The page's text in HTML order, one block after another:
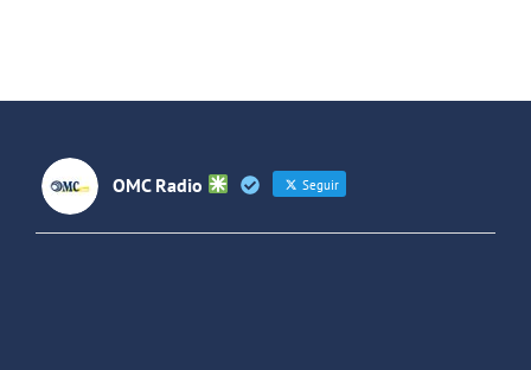
OMC Radio Seguir